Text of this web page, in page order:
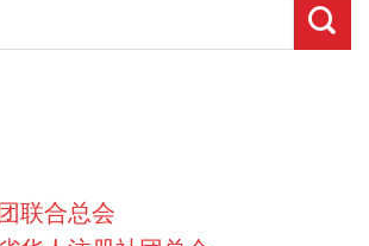
联合总会